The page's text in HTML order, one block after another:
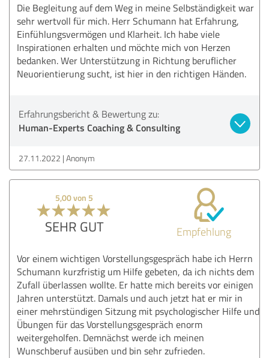
Die Begleitung auf dem Weg in meine Selbständigkeit war
sehr wertvoll für mich. Herr Schumann hat Erfahrung,
Einfühlungsvermögen und Klarheit. Ich habe viele
Inspirationen erhalten und möchte mich von Herzen
bedanken. Wer Unterstützung in Richtung beruflicher
Neuorientierung sucht, ist hier in den richtigen Händen.
Erfahrungsbericht & Bewertung zu:
Human-Experts Coaching & Consulting
27.11.2022 Anonym
5,00 von 5
SEHR GUT Empfehlung
Vor einem wichtigen Vorstellungsgespräch habe ich Herrn
Schumann kurzfristig um Hilfe gebeten, da ich nichts dem
Zufall überlassen wollte. Er hatte mich bereits vor einigen
Jahren unterstützt. Damals und auch jetzt hat er mir in
einer mehrstündigen Sitzung mit psychologischer Hilfe und
Übungen für das Vorstellungsgespräch enorm
weitergeholfen. Demnächst werde ich meinen
Wunschberuf ausüben und bin sehr zufrieden.